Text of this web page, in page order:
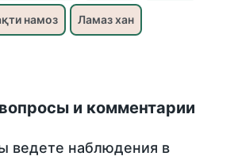
намоз Ламаз хан
и комментарии
ведете наблюдения в